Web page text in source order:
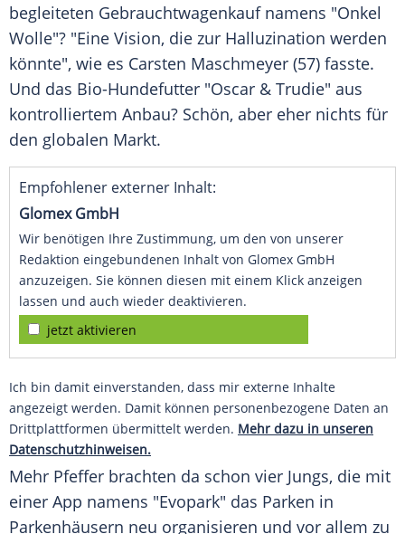
begleiteten Gebrauchtwagenkauf namens "Onkel
Wolle"? "Eine Vision, die zur Halluzination werden
könnte", wie es Carsten Maschmeyer (57) fasste.
Und das Bio-Hundefutter "Oscar & Trudie" aus
kontrolliertem Anbau? Schön, aber eher nichts für
den globalen Markt.
Empfohlener externer Inhalt:
Glomex GmbH
Wir benötigen Ihre Zustimmung, um den von unserer
Redaktion eingebundenen Inhalt von Glomex GmbH
anzuzeigen. Sie können diesen mit einem Klick anzeigen
lassen und auch wieder deaktivieren.
jetzt aktivieren
Ich bin damit einverstanden, dass mir externe Inhalte
angezeigt werden. Damit können personenbezogene Daten an
Drittplattformen übermittelt werden. Mehr dazu in unseren
Datenschutzhinweisen.
Mehr Pfeffer brachten da schon vier Jungs, die mit
einer App namens "Evopark" das Parken in
Parkenhäusern neu organisieren und vor allem zu